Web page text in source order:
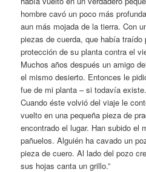
hombre cavó un poco más
aun más mojada de la tierra. Con
piezas de cuerda, que había traído
protección de su planta contra el
Muchos años después un amigo
el mismo desierto. Entonces le
fue de mi planta – si todavía
Cuando éste volvió del viaje le
vuelto en una pequeña pieza de
encontrado el lugar. Han subido el
pañuelos. Alguién ha cavado un
pieza de cuero. Al lado del pozo
sus hojas canta un grillo.”